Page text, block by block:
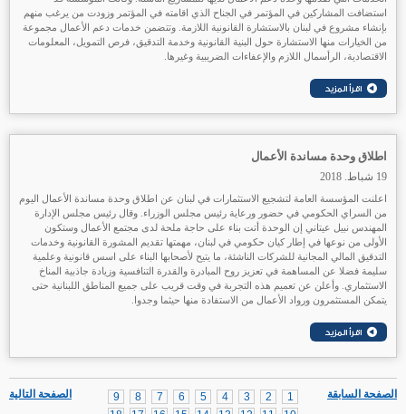
استضافت المشاركين في المؤتمر في الجناح الذي اقامته في المؤتمر وزودت من يرغب منهم
بإنشاء مشروع في لبنان بالاستشارة القانونية اللازمة. وتتضمن خدمات دعم الأعمال مجموعة
من الخيارات منها الاستشارة حول البنية القانونية وخدمة التدقيق، فرص التمويل، المعلومات
الاقتصادية، الرأسمال اللازم والإعفاءات الضريبية وغيرها.
اطلاق وحدة مساندة الأعمال
19 شباط. 2018
اعلنت المؤسسة العامة لتشجيع الاستثمارات في لبنان عن اطلاق وحدة مساندة الأعمال اليوم
من السراي الحكومي في حضور ورعاية رئيس مجلس الوزراء. وقال رئيس مجلس الإدارة
المهندس نبيل عيتاني إن الوحدة أتت بناء على حاجة ملحة لدى مجتمع الأعمال وستكون
الأولى من نوعها في إطار كيان حكومي في لبنان، مهمتها تقديم المشورة القانونية وخدمات
التدقيق المالي المجانية للشركات الناشئة، ما يتيح لأصحابها البناء على اسس قانونية وعلمية
سليمة فضلا عن المساهمة في تعزيز روح المبادرة والقدرة التنافسية وزيادة جاذبية المناخ
الاستثماري. وأعلن عن تعميم هذه التجربة في وقت قريب على جميع المناطق اللبنانية حتى
يتمكن المستثمرون ورواد الأعمال من الاستفادة منها حيثما وجدوا.
الصفحة التالية 1
2
3
4
5
6
7
8
9
الصفحة السابقة